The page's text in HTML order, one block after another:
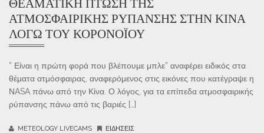
ΑΤΜΟΣΦΑΙΡΙΚΉΣ ΡΎΠΑΝΣΗΣ ΣΤΗΝ ΚΊΝΑ
ΛΌΓΩ ΤΟΥ ΚΟΡΟΝΟΪΟΥ
” Είναι η πρώτη φορά που βλέπουμε μπλε” αναφέρει ειδικός στα
θέματα ατμόσφαιρας, αναφερόμενος στις εικόνες που κατέγραψε η
ΝASA πάνω από την Κίνα. Ο λόγος, για τα επίπεδα ατμοσφαιρικής
ρύπανσης πάνω από τις βαριές […]
METEOLOGY LIVECAMS ΕΙΔΉΣΕΙΣ